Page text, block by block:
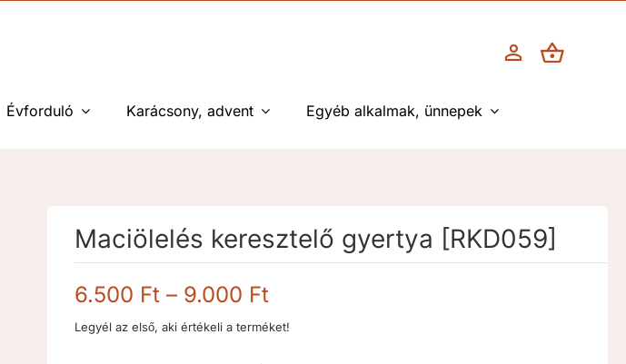
Évforduló Karácsony, advent Egyéb alkalmak, ünnepek
Maciölelés keresztelő gyertya [RKD059]
6.500 Ft – 9.000 Ft
6.500 Ft
Legyél az első, aki értékeli a terméket!